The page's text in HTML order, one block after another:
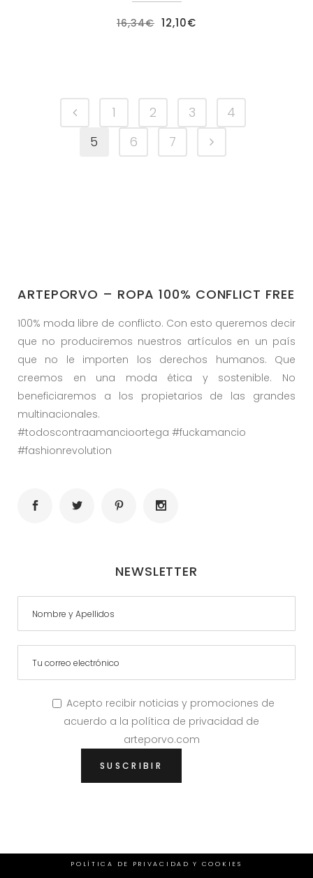
16,34€ 12,10€
1 2 3
4
5
6 7
ARTEPORVO – ROPA 100% CONFLICT FREE
100% moda libre de conflicto. Con esto queremos decir
que no produciremos nuestros artículos en un país
que no le importen los derechos humanos. Que
creemos en una moda ética y sostenible. No
beneficiaremos a los propietarios de las grandes
multinacionales.
#todoscontraamancioortega #fuckamancio
#fashionrevolution
NEWSLETTER
Acepto recibir noticias y promociones de
acuerdo a la política de privacidad de
arteporvo.com
POLÍTICA DE PRIVACIDAD Y COOKIES